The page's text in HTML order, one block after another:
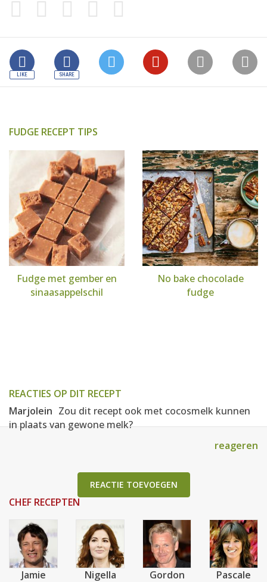
FUDGE RECEPT TIPS
Fudge met gember en
sinaasappelschil
No bake chocolade
fudge
REACTIES OP DIT RECEPT
Marjolein Zou dit recept ook met cocosmelk kunnen
in plaats van gewone melk?
reageren
REACTIE TOEVOEGEN
CHEF RECEPTEN
Jamie Nigella Gordon Pascale